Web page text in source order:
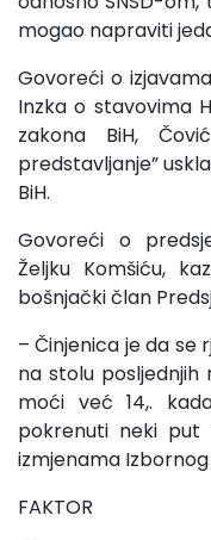
mogao napraviti
Govoreći o
Inzka o stavovima
zakona BiH,
predstavljanje”
BiH.
Govoreći o
Željku Komšiću,
bošnjački član
– Činjenica je da se
na stolu posljednjih
moći već 14,.
pokrenuti neki put
izmjenama Izbornog
FAKTOR